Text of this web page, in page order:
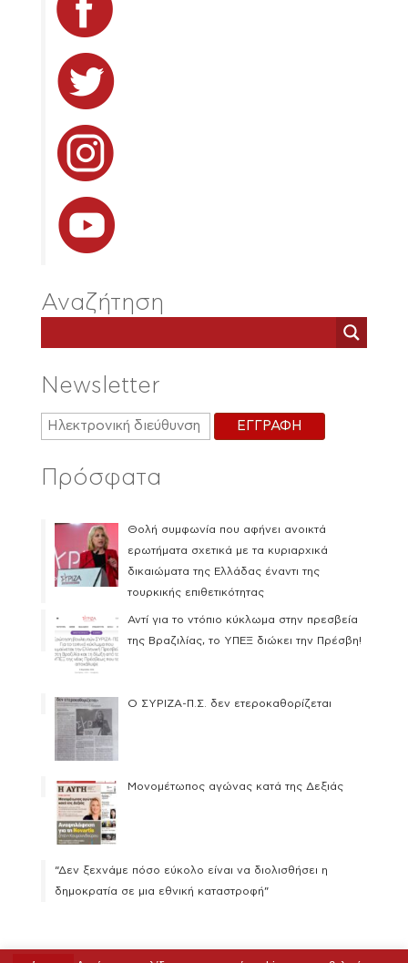
Αναζήτηση
Newsletter
Πρόσφατα
Θολή συμφωνία που αφήνει ανοικτά
ερωτήματα σχετικά με τα κυριαρχικά
δικαιώματα της Ελλάδας έναντι της
τουρκικής επιθετικότητας
Αντί για το ντόπιο κύκλωμα στην πρεσβεία
της Βραζιλίας, το ΥΠΕΞ διώκει την Πρέσβη!
Ο ΣΥΡΙΖΑ-Π.Σ. δεν ετεροκαθορίζεται
Μονομέτωπος αγώνας κατά της Δεξιάς
“Δεν ξεχνάμε πόσο εύκολο είναι να διολισθήσει η
δημοκρατία σε μια εθνική καταστροφή”